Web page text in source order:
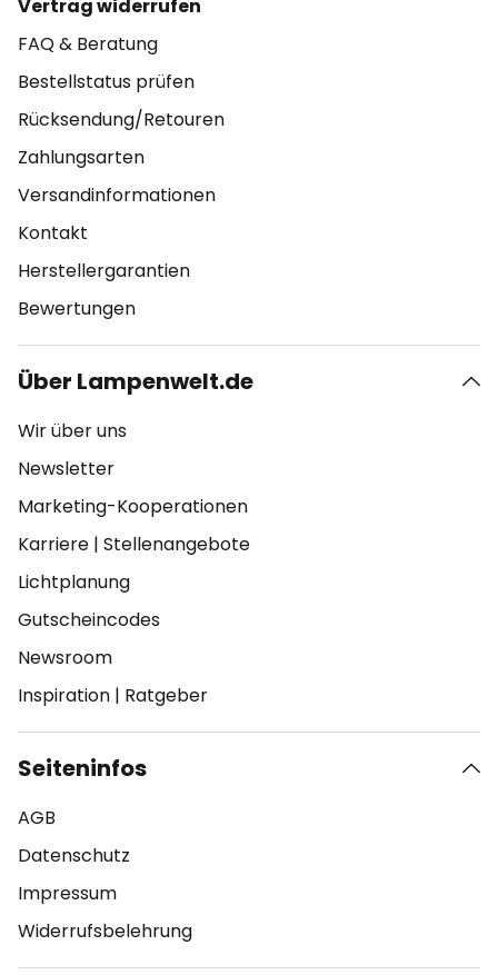
Vertrag widerrufen
FAQ & Beratung
Bestellstatus prüfen
Rücksendung/Retouren
Zahlungsarten
Versandinformationen
Kontakt
Herstellergarantien
Bewertungen
Über Lampenwelt.de
Wir über uns
Newsletter
Marketing-Kooperationen
Karriere | Stellenangebote
Lichtplanung
Gutscheincodes
Newsroom
Inspiration | Ratgeber
Seiteninfos
AGB
Datenschutz
Impressum
Widerrufsbelehrung